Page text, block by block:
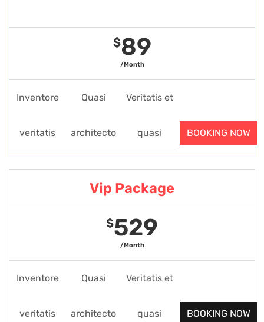
$89
/Month
Inventore
veritatis
Quasi
architecto
Veritatis et
quasi BOOKING NOW
Vip Package
$529
/Month
Inventore
veritatis
Quasi
architecto
Veritatis et
quasi BOOKING NOW